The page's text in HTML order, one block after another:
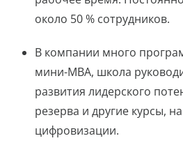
около 50 % сотрудников.
В компании много
мини-MBA, школа
развития лидерского
резерва и другие курсы,
цифровизации.